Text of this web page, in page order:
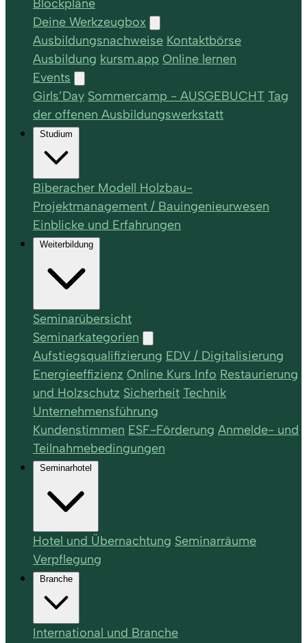
Blockpläne
Deine Werkzeugbox
Ausbildungsnachweise Kontaktbörse
Ausbildung kursm.app Online lernen
Events
Girls’Day Sommercamp - AUSGEBUCHT Tag
der offenen Ausbildungswerkstatt
Studium
Biberacher Modell Holzbau-
Projektmanagement / Bauingenieurwesen
Einblicke und Erfahrungen
Weiterbildung
Seminarübersicht
Seminarkategorien
Aufstiegsqualifizierung EDV / Digitalisierung
Energieeffizienz Online Kurs Info Restaurierung
und Holzschutz Sicherheit Technik
Unternehmensführung
Kundenstimmen ESF-Förderung Anmelde- und
Teilnahmebedingungen
Seminarhotel
Hotel und Übernachtung Seminarräume
Verpflegung
Branche
International und Branche